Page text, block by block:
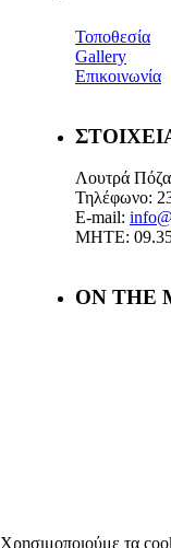
Τοποθεσία
Gallery
Επικοινωνία
Λουτρά
Τηλέφωνο:
E-mail:
ΜΗΤΕ:
ON THE
Χρησιμοποιούμε τα